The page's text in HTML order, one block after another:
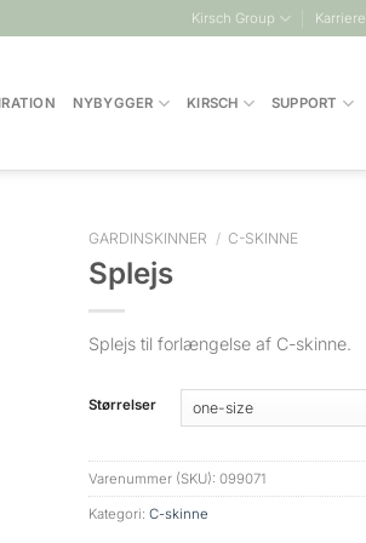
Kirsch Group Karriere
NYBYGGER KIRSCH SUPPORT
GARDINSKINNER / C-SKINNE
Splejs
Splejs til forlængelse af C-skinne.
Størrelser
Varenummer (SKU): 099071
Kategori: C-skinne